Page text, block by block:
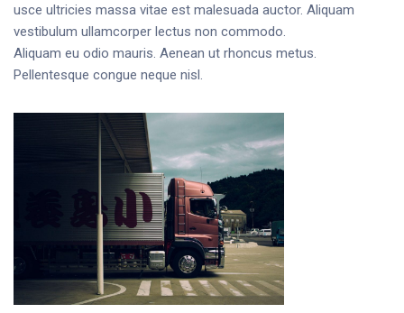
usce ultricies massa vitae est malesuada auctor. Aliquam
vestibulum ullamcorper lectus non commodo.
Aliquam eu odio mauris. Aenean ut rhoncus metus.
Pellentesque congue neque nisl.